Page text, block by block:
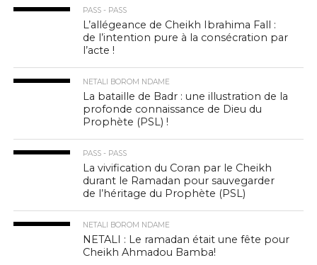
PASS - PASS
L’allégeance de Cheikh Ibrahima Fall :
de l’intention pure à la consécration par
l’acte !
NETALI BOROM NDAME
La bataille de Badr : une illustration de la
profonde connaissance de Dieu du
Prophète (PSL) !
PASS - PASS
La vivification du Coran par le Cheikh
durant le Ramadan pour sauvegarder
de l’héritage du Prophète (PSL)
NETALI BOROM NDAME
NETALI : Le ramadan était une fête pour
Cheikh Ahmadou Bamba!